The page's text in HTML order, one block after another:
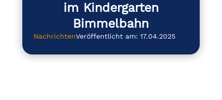
im Kindergarten
Bimmelbahn
NachrichtenVeröffentlicht am: 17.04.2025